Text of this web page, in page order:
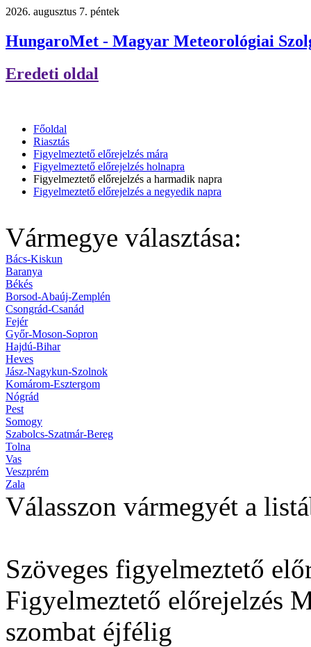
2026. augusztus 7. péntek
HungaroMet - Magyar Meteorológiai
Eredeti oldal
Főoldal
Riasztás
Figyelmeztető előrejelzés mára
Figyelmeztető előrejelzés holnapra
Figyelmeztető előrejelzés a harmadik napra
Figyelmeztető előrejelzés a negyedik napra
Vármegye választása:
Bács-Kiskun
Baranya
Békés
Borsod-Abaúj-Zemplén
Csongrád-Csanád
Fejér
Győr-Moson-Sopron
Hajdú-Bihar
Heves
Jász-Nagykun-Szolnok
Komárom-Esztergom
Nógrád
Pest
Somogy
Szabolcs-Szatmár-Bereg
Tolna
Vas
Veszprém
Zala
Válasszon vármegyét a
Szöveges figyelmeztető
Figyelmeztető előrejelzés
szombat éjfélig